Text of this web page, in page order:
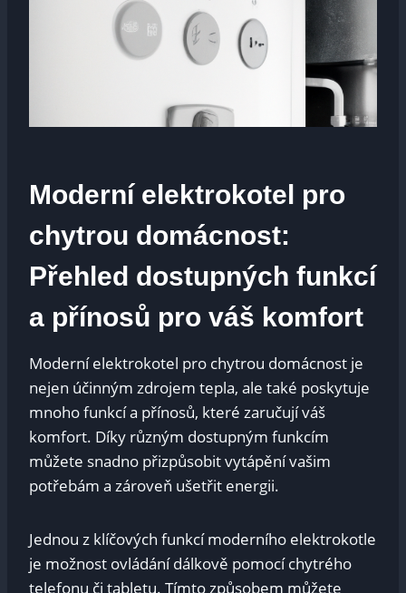
Moderní elektrokotel pro
chytrou domácnost:
Přehled dostupných funkcí
a přínosů pro váš komfort
Moderní elektrokotel pro chytrou domácnost je
nejen účinným zdrojem tepla, ale také poskytuje
mnoho funkcí a přínosů, které zaručují váš
komfort. Díky různým dostupným funkcím
můžete snadno přizpůsobit vytápění vašim
potřebám a zároveň ušetřit energii.
Jednou z klíčových funkcí moderního elektrokotle
je možnost ovládání dálkově pomocí chytrého
telefonu či tabletu. Tímto způsobem můžete